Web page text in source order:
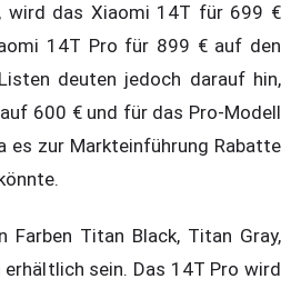
wird das Xiaomi 14T für 699 €
14T Pro für 899 € auf den
deuten jedoch darauf hin,
600 € und für das Pro-Modell
es zur Markteinführung Rabatte
Titan Black, Titan Gray,
sein. Das 14T Pro wird